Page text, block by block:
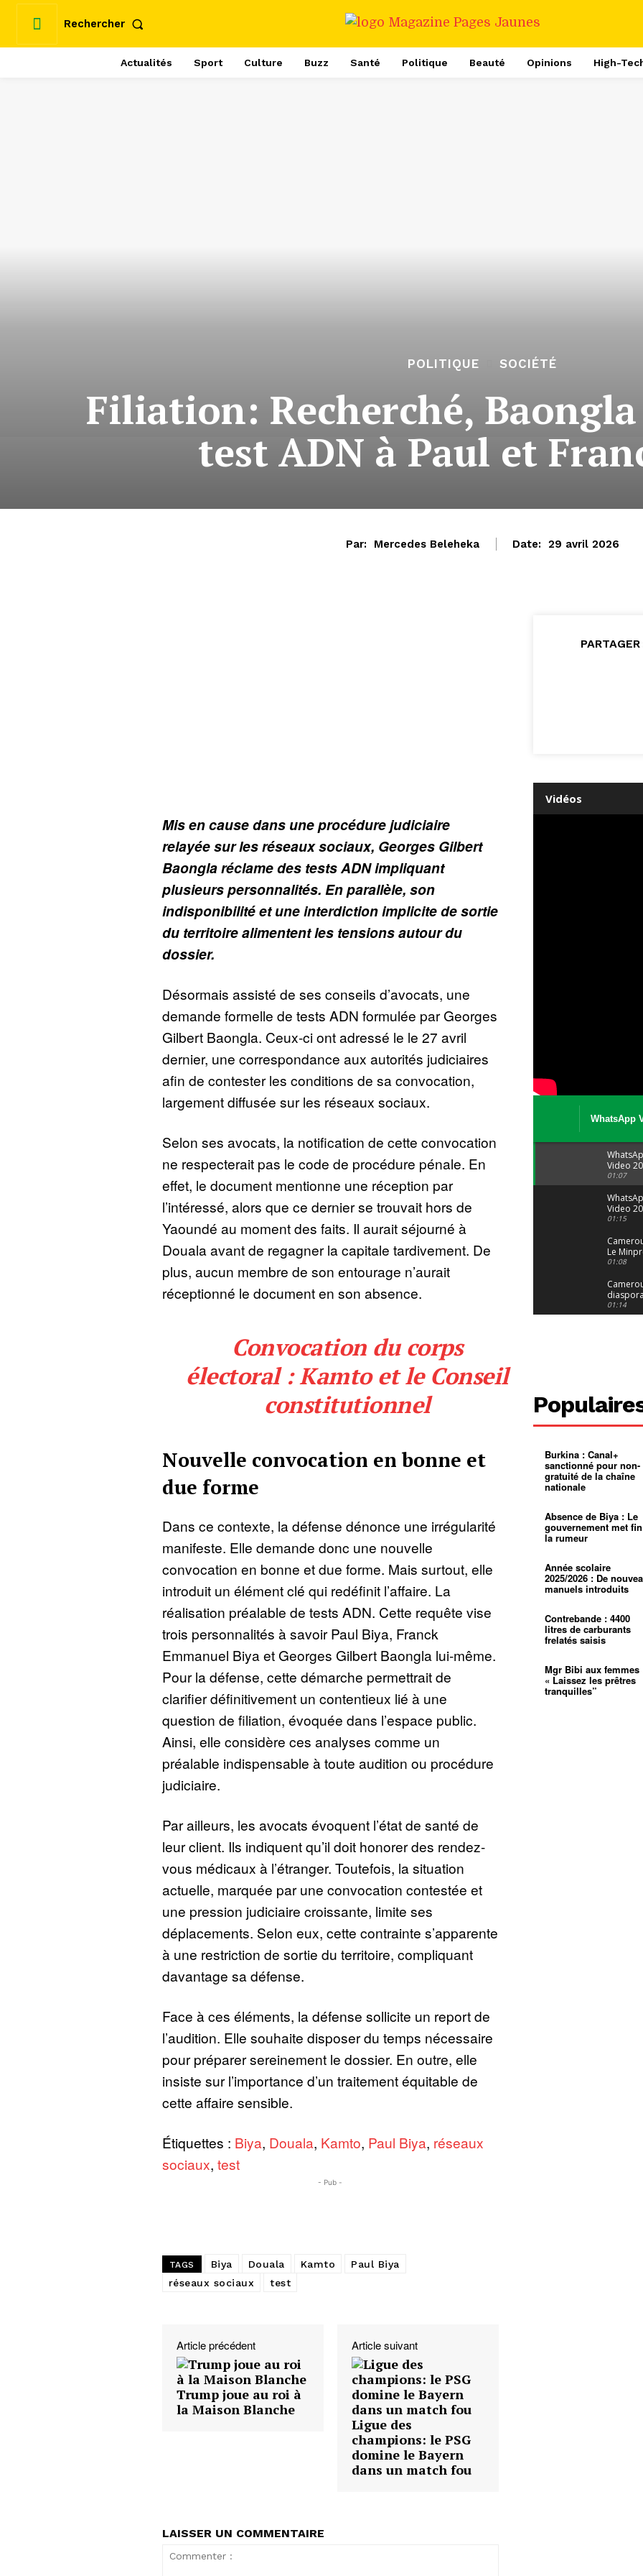
Rechercher
Actualités Sport Culture Buzz Santé Politique Beauté Opinions High-
POLITIQUE SOCIÉTÉ
Filiation: Recherché,
test ADN à Paul et
Par: Mercedes Beleheka Date: 29 avril 2026
Mis en cause dans une procédure judiciaire
relayée sur les réseaux sociaux, Georges Gilbert
Baongla réclame des tests ADN impliquant
plusieurs personnalités. En parallèle, son
indisponibilité et une interdiction implicite de sortie
du territoire alimentent les tensions autour du
dossier.
Désormais assisté de ses conseils d’avocats, une
demande formelle de tests ADN formulée par Georges
Gilbert Baongla. Ceux-ci ont adressé le le 27 avril
dernier, une correspondance aux autorités judiciaires
afin de contester les conditions de sa convocation,
largement diffusée sur les réseaux sociaux.
Selon ses avocats, la notification de cette convocation
ne respecterait pas le code de procédure pénale. En
effet, le document mentionne une réception par
l’intéressé, alors que ce dernier se trouvait hors de
Yaoundé au moment des faits. Il aurait séjourné à
Douala avant de regagner la capitale tardivement. De
plus, aucun membre de son entourage n’aurait
réceptionné le document en son absence.
Convocation du corps
électoral : Kamto et le Conseil
constitutionnel
Nouvelle convocation en bonne et
due forme
Dans ce contexte, la défense dénonce une irrégularité
manifeste. Elle demande donc une nouvelle
convocation en bonne et due forme. Mais surtout, elle
introduit un élément clé qui redéfinit l’affaire. La
réalisation préalable de tests ADN. Cette requête vise
trois personnalités à savoir Paul Biya, Franck
Emmanuel Biya et Georges Gilbert Baongla lui-même.
Pour la défense, cette démarche permettrait de
clarifier définitivement un contentieux lié à une
question de filiation, évoquée dans l’espace public.
Ainsi, elle considère ces analyses comme un
préalable indispensable à toute audition ou procédure
judiciaire.
Par ailleurs, les avocats évoquent l’état de santé de
leur client. Ils indiquent qu’il doit honorer des rendez-
vous médicaux à l’étranger. Toutefois, la situation
actuelle, marquée par une convocation contestée et
une pression judiciaire croissante, limite ses
déplacements. Selon eux, cette contrainte s’apparente
à une restriction de sortie du territoire, compliquant
davantage sa défense.
Face à ces éléments, la défense sollicite un report de
l’audition. Elle souhaite disposer du temps nécessaire
pour préparer sereinement le dossier. En outre, elle
insiste sur l’importance d’un traitement équitable de
cette affaire sensible.
Étiquettes : Biya, Douala, Kamto, Paul Biya, réseaux
sociaux, test
- Pub -
TAGS Biya Douala Kamto
Paul Biya
réseaux sociaux
test
Article précédent
Trump joue au roi à
la Maison Blanche
Article suivant
Ligue des
champions: le PSG
domine le Bayern
dans un match fou
LAISSER UN COMMENTAIRE
PARTAGER
Vidéos
WhatsApp
Video
04 at 15
01:07
Video
29 at 12
01:15
Le
alerte
jeunes
01:08
diaspora
suivra-t-
l’appel
01:14
400 000
pasteur
L’État
d’or
Croyance
religieuse
Entre
mentale
01:12
à
mettra-t-
01:12
Mouelle :
dernier
voyage
Burkina : Canal+
sanctionné pour non-
gratuité de la chaîne
nationale
Absence de Biya : Le
gouvernement met
la rumeur
Année scolaire
2025/2026 : De
manuels introduits
Contrebande : 4400
litres de carburants
frelatés saisis
Mgr Bibi aux femmes
« Laissez les prêtres
tranquilles”